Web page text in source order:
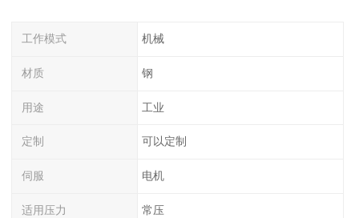
工作模式 机械
材质 钢
用途 工业
定制 可以定制
伺服 电机
适用压力 常压